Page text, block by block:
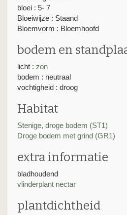
bloei : 5- 7
Bloeiwijze : Staand
Bloemvorm : Bloemhoofd
bodem en
licht : zon
bodem : neutraal
vochtigheid : droog
Habitat
Stenige, droge bodem (ST1)
Droge bodem met grind (GR1)
extra informatie
bladhoudend
vlinderplant nectar
plantdichtheid